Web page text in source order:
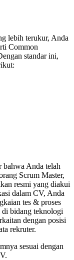
lebih terukur, Anda
Common
standar ini,
bahwa Anda telah
Scrum Master,
resmi yang diakui
dalam CV, Anda
tes & proses
di bidang teknologi
dengan posisi
rekruter.
sesuai dengan